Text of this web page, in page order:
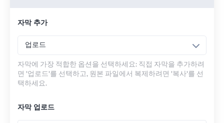
자막 추가
업로드
자막에 가장 적합한 옵션을 선택하세요: 직접 자막을 추가하려
면 '업로드'를 선택하고, 원본 파일에서 복제하려면 '복사'를 선
택하세요.
자막 업로드